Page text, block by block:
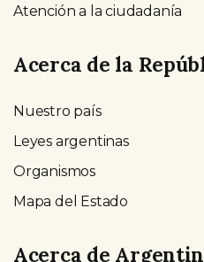
Atención a la ciudadanía
Acerca de la
Nuestro país
Leyes argentinas
Organismos
Mapa del Estado
Acerca de